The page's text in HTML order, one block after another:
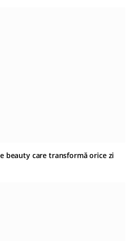
beauty care transformă orice zi